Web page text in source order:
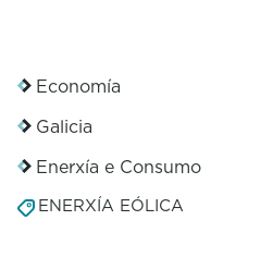
Economía
Galicia
Enerxía e Consumo
ENERXÍA EÓLICA